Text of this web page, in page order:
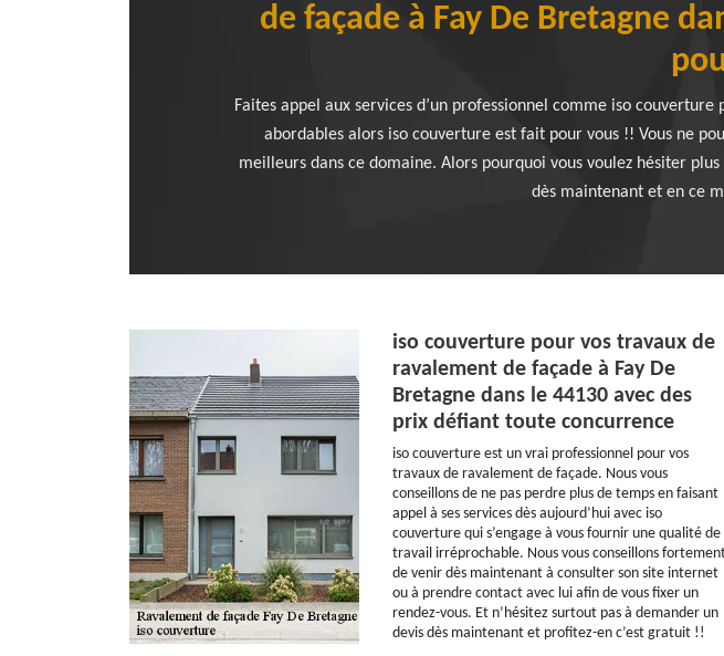
de façade à Fay De Bretagne
Faites appel aux services d’un professionnel comme iso
abordables alors iso couverture est fait pour vous !! Vous ne
meilleurs dans ce domaine. Alors pourquoi vous voulez hésiter
dès maintenant et en ce
iso couverture pour vos travaux de
ravalement de façade à Fay De
Bretagne dans le 44130 avec des
prix défiant toute concurrence
iso couverture est un vrai professionnel pour vos
travaux de ravalement de façade. Nous vous
conseillons de ne pas perdre plus de temps en faisant
appel à ses services dès aujourd’hui avec iso
couverture qui s’engage à vous fournir une qualité de
travail irréprochable. Nous vous conseillons
de venir dès maintenant à consulter son site internet
ou à prendre contact avec lui afin de vous fixer un
rendez-vous. Et n’hésitez surtout pas à demander un
devis dès maintenant et profitez-en c’est gratuit !!